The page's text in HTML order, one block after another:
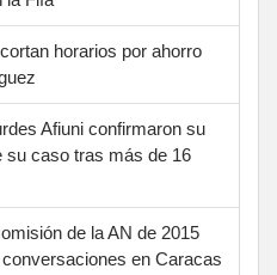
horarios por ahorro
Afiuni confirmaron su
su caso tras más de 16
de la AN de 2015
en Caracas